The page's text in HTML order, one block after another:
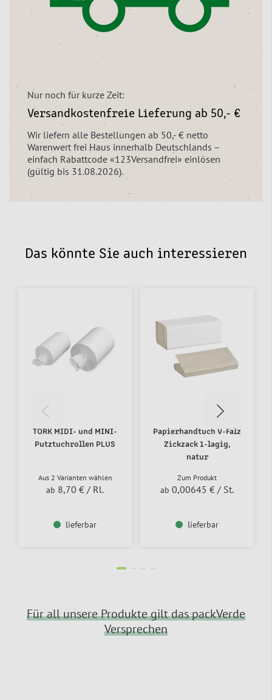
Nur noch für kurze Zeit:
Versandkostenfreie Lieferung ab 50,- €
Wir liefern alle Bestellungen ab 50,- € netto
Warenwert frei Haus innerhalb Deutschlands –
einfach Rabattcode «123Versandfrei» einlösen
(gültig bis 31.08.2026).
Das könnte Sie auch interessieren
TORK MIDI- und MINI-
Putztuchrollen PLUS
Aus 2 Varianten wählen
ab 8,70 € / Rl.
lieferbar
Papierhandtuch V-Falz
Zickzack 1-lagig,
natur
Zum Produkt
ab 0,00645 € / St.
lieferbar
Für all unsere Produkte gilt das packVerde
Versprechen